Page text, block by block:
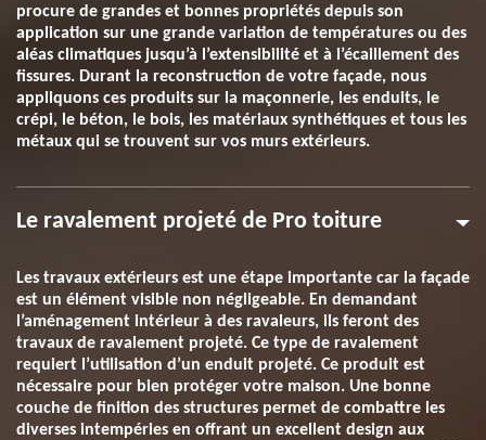
procure de grandes et bonnes propriétés depuis son
application sur une grande variation de températures ou des
aléas climatiques jusqu’à l’extensibilité et à l’écaillement des
fissures. Durant la reconstruction de votre façade, nous
appliquons ces produits sur la maçonnerie, les enduits, le
crépi, le béton, le bois, les matériaux synthétiques et tous les
métaux qui se trouvent sur vos murs extérieurs.
Le ravalement projeté de Pro toiture
Les travaux extérieurs est une étape importante car la façade
est un élément visible non négligeable. En demandant
l’aménagement intérieur à des ravaleurs, ils feront des
travaux de ravalement projeté. Ce type de ravalement
requiert l’utilisation d’un enduit projeté. Ce produit est
nécessaire pour bien protéger votre maison. Une bonne
couche de finition des structures permet de combattre les
diverses intempéries en offrant un excellent design aux